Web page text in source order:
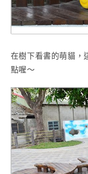
在樹下看書的萌貓，
點喔～